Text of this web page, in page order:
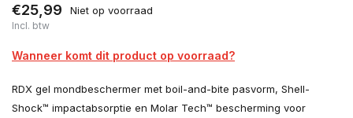
€25,99 Niet op voorraad
Incl. btw
Wanneer komt dit product op voorraad?
RDX gel mondbeschermer met boil-and-bite pasvorm, Shell-
Shock™ impactabsorptie en Molar Tech™ bescherming voor